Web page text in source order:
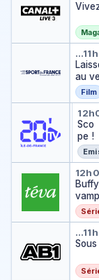
…
au
Film
…
…
Sco
pe !
…
Sous